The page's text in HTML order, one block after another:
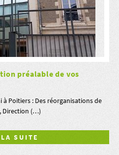
préalable de vos
à Poitiers : Des réorganisations de
Direction (…)
SUITE